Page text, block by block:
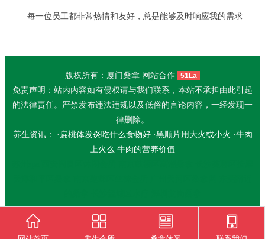
每一位员工都非常热情和友好，总是能够及时响应我的需求
版权所有：厦门桑拿 网站合作 51La
免责声明：站内内容如有侵权请与我们联系，本站不承担由此引起
的法律责任。严禁发布违法违规以及低俗的言论内容，一经发现一
律删除。
养生资讯： · 扁桃体发炎吃什么食物好·黑顺片用大火或小火 ·牛肉
上火么 牛肉的营养价值